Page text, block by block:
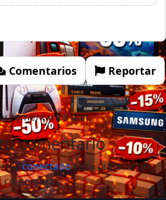
Comentarios Reportar
comentarios aún.
comentario
conectadopara publicar un
comentario.